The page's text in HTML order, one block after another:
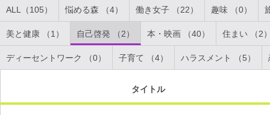
ALL（105） 悩める森 （4） 働き女子 （22） 趣味 （0）
美と健康 （1） 自己啓発 （2） 本・映画 （40） 住まい （2
ディーセントワーク （0） 子育て （4） ハラスメント （5）
タイトル